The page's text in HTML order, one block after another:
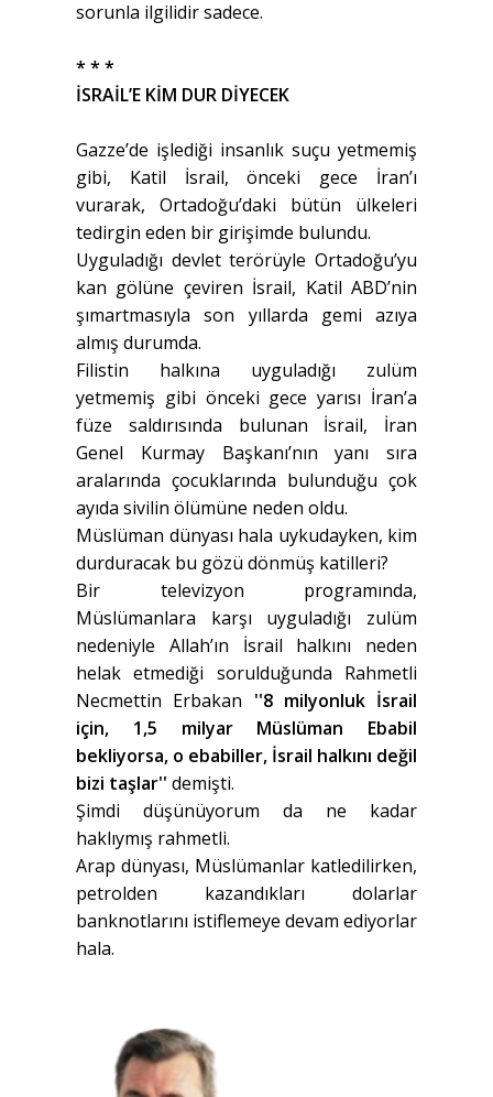
sorunla ilgilidir sadece.
* * *
İSRAİL’E KİM DUR DİYECEK
Gazze’de işlediği insanlık suçu yetmemiş
gibi, Katil İsrail, önceki gece İran’ı
vurarak, Ortadoğu’daki bütün ülkeleri
tedirgin eden bir girişimde bulundu.
Uyguladığı devlet terörüyle Ortadoğu’yu
kan gölüne çeviren İsrail, Katil ABD’nin
şımartmasıyla son yıllarda gemi azıya
almış durumda.
Filistin halkına uyguladığı zulüm
yetmemiş gibi önceki gece yarısı İran’a
füze saldırısında bulunan İsrail, İran
Genel Kurmay Başkanı’nın yanı sıra
aralarında çocuklarında bulunduğu çok
ayıda sivilin ölümüne neden oldu.
Müslüman dünyası hala uykudayken, kim
durduracak bu gözü dönmüş katilleri?
Bir televizyon programında,
Müslümanlara karşı uyguladığı zulüm
nedeniyle Allah’ın İsrail halkını neden
helak etmediği sorulduğunda Rahmetli
Necmettin Erbakan ''8 milyonluk İsrail
için, 1,5 milyar Müslüman Ebabil
bekliyorsa, o ebabiller, İsrail halkını değil
bizi taşlar'' demişti.
Şimdi düşünüyorum da ne kadar
haklıymış rahmetli.
Arap dünyası, Müslümanlar katledilirken,
petrolden kazandıkları dolarlar
banknotlarını istiflemeye devam ediyorlar
hala.